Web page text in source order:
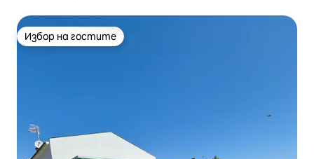
Избор на гостите
Избор на гостите